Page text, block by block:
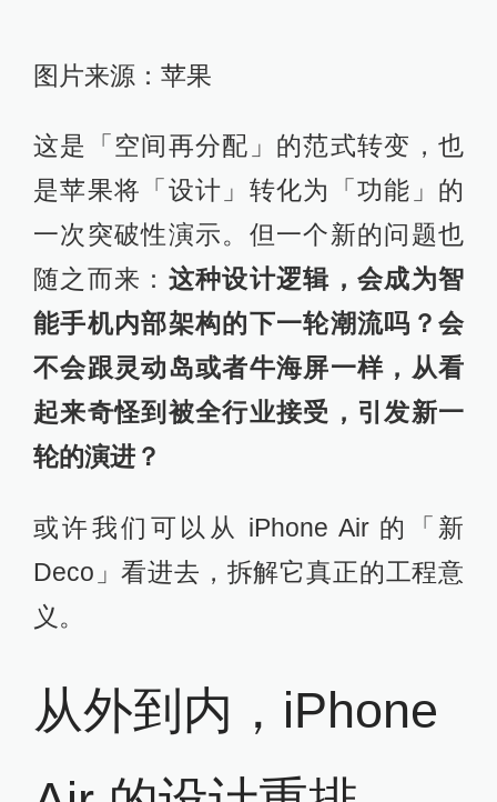
图片来源：苹果
这是「空间再分配」的范式转变，也
是苹果将「设计」转化为「功能」的
一次突破性演示。但一个新的问题也
随之而来： 这种设计逻辑，会成为智
能手机内部架构的下一轮潮流吗？会
不会跟灵动岛或者牛海屏一样，从看
起来奇怪到被全行业接受，引发新一
轮的演进？
或许我们可以从 iPhone Air 的「新
Deco」看进去，拆解它真正的工程意
义。
从外到内，iPhone